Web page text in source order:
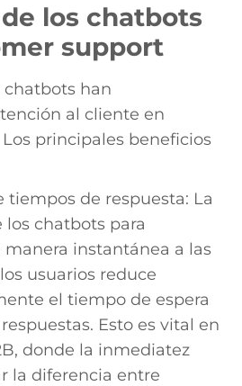
los chatbots
support
chatbots han
al cliente en
principales beneficios
tiempos de respuesta: La
los chatbots para
manera instantánea a las
usuarios reduce
el tiempo de espera
Esto es vital en
donde la inmediatez
la diferencia entre